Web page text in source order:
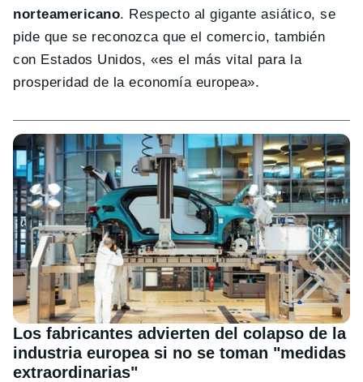
norteamericano. Respecto al gigante asiático, se
pide que se reconozca que el comercio, también
con Estados Unidos, «es el más vital para la
prosperidad de la economía europea».
Los fabricantes advierten del colapso de la
industria europea si no se toman "medidas
extraordinarias"